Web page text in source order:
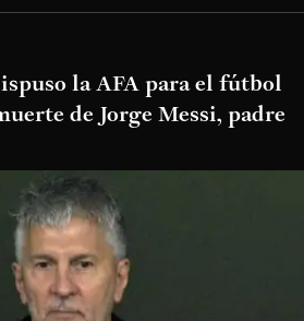
la AFA para el fútbol
de Jorge Messi, padre